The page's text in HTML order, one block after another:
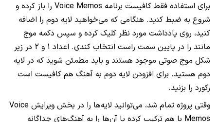
برای استفاده فقط کافیست برنامه Voice Memos را باز کرده و
شروع به ضبط کنید. هنگامی که می‌خواهید لایه دوم را اضافه
کنید، روی یادداشت مورد نظر کلیک کرده و سپس دکمه موج
مانند را در پایین سمت راست انتخاب کندی. اعداد 1 و 2 در زیر
شکل موج صوتی موجود هستند و باید مطمئن شوید که در لایه
دوم هستید. برای افزودن لایه دوم به آهنگ هم کافیست است
رکورد را بزنید.
وقتی پروژه تمام شد، می‌توانید لایه‌ها را در بخش ویرایش Voice
Memos با هم ترکیب کرده یا آن‌ها را به‌ آهنگ‌های جداگانه